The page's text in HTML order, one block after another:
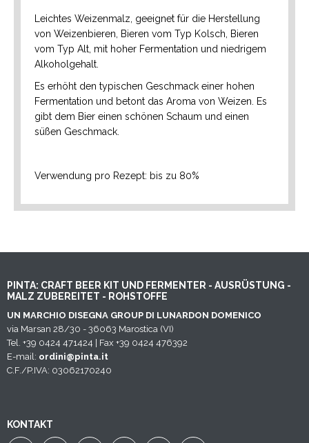
Leichtes Weizenmalz, geeignet für die Herstellung
von Weizenbieren, Bieren vom Typ Kolsch, Bieren
vom Typ Alt, mit hoher Fermentation und niedrigem
Alkoholgehalt.
Es erhöht den typischen Geschmack einer hohen
Fermentation und betont das Aroma von Weizen. Es
gibt dem Bier einen schönen Schaum und einen
süßen Geschmack.
Verwendung pro Rezept: bis zu 80%
PINTA: CRAFT BEER KIT UND FERMENTER - AUSRÜSTUNG -
MALZ ZUBEREITET - ROHSTOFFE
UN MARCHIO DISEGNA GROUP DI LUNARDON DOMENICO
via Marsan 28/30 - 36063 Marostica (VI)
Tel. +39 0424 471424 | Fax +39 0424 476392
E-mail: ordini@pinta.it
C.F./P.IVA: 03062170240
KONTAKT